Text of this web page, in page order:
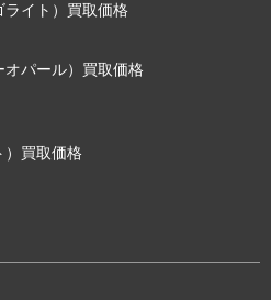
ライト）買取価格
オパール）買取価格
）買取価格